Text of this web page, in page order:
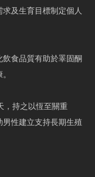
及生育目標制定個人
食品質有助於睪固酮
，持之以恆至關重
性建立支持長期生殖